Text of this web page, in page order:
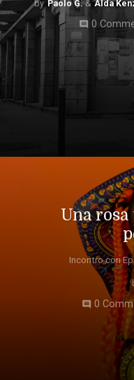
Paolo G. Alda
comment 0
Una
Incontro con
comment 0